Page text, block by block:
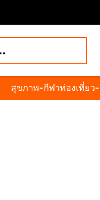
สุขภาพ-กีฬาท่องเที่ยว